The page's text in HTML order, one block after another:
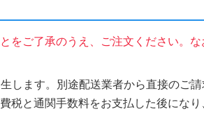
をご了承のうえ、ご注文ください。
します。別途配送業者から直接のご
税と通関手数料をお支払した後にな